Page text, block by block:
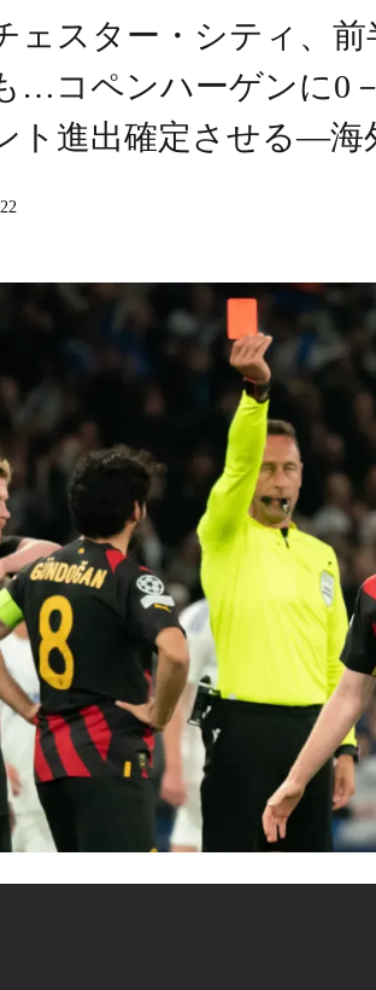
とがハッキリする件ｗｗｗｗ
NEW!
移民問題に関する投稿に批判殺到 「問
るな」 釈明も火に油 NEW!
正社員→副業でウーバーやってるんやが金
隆がミゲル・バルガスの髪の毛で遊ぶｗ
」「たった一人でこんなにチームが変わ
官「日本に刀鍛冶は何人いるか推定して
カー協会W杯予選で外国人審判に性接待
がゴミのようだ！」日本がアニメ化した
こ
がゴミのようだ！」日本がアニメ化した
こ
は州の所得税を払わなくていいので、と
答え合わせ
NEW!
の？アメリカでヒューマノイドロボット
の作業員が「なんだこれ」と通報した密閉
移民問題に関する投稿に批判殺到 「問
るな」 釈明も火に油 NEW!
本人は本当にこの膨大な数の漢字を全て
で歴史的快挙！中国人「恐ろしすぎる」
ッカーで例えるなら…」【海外の反応】
で歴史的快挙！中国人「恐ろしすぎる」
ッカーで例えるなら…」【海外の反応】
本、韓国に1-0で勝利し、全勝で連覇達成
On: Coping with Success and Failure in
退するような年齢のおっさんが無双する
ェスター・シティ、
…コペンハーゲンに0
ト進出確定させる―